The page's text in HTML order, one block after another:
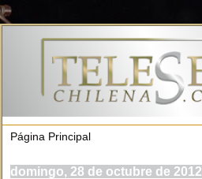
domingo, 28 de octubre de 2012